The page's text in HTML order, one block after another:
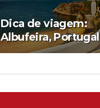
Dica de viagem:
Albufeira, Portugal